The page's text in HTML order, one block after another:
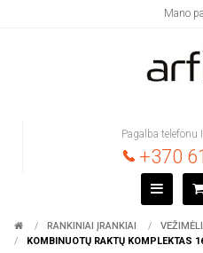
Mano
Pagalba telefonu
+370
RANKINIAI ĮRANKIAI
KOMBINUOTŲ RAKTŲ KOMPLEKTAS